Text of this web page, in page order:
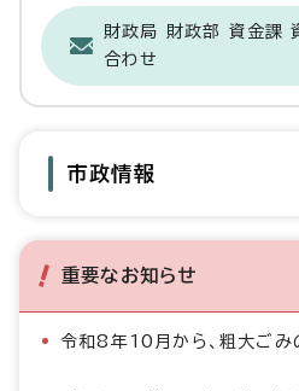
財政局 財政部 資金課
合わせ
市政情報
重要なお知らせ
令和8年10月から、粗大ごみ